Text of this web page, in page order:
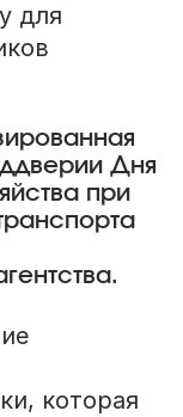
для
Дня
при
которая